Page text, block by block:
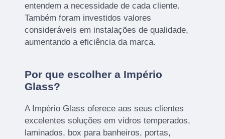
entendem a necessidade de cada cliente.
Também foram investidos valores
consideráveis em instalações de qualidade,
aumentando a eficiência da marca.
Por que escolher a Império
Glass?
A Império Glass oferece aos seus clientes
excelentes soluções em vidros temperados,
laminados, box para banheiros, portas,